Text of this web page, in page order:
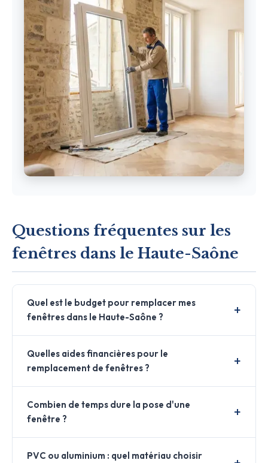
Questions fréquentes sur les
fenêtres dans le Haute-Saône
Quel est le budget pour remplacer mes
fenêtres dans le Haute-Saône ?
Quelles aides financières pour le
remplacement de fenêtres ?
Combien de temps dure la pose d'une
fenêtre ?
PVC ou aluminium : quel matériau choisir